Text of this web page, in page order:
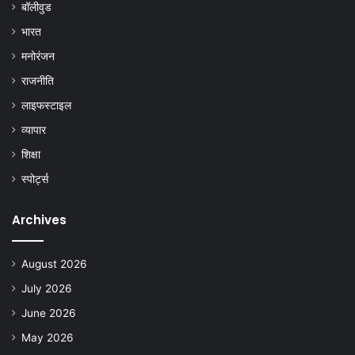
बॉलीवुड
भारत
मनोरंजन
राजनीति
लाइफस्टाइल
व्यापार
शिक्षा
स्पोर्ट्स
Archives
August 2026
July 2026
June 2026
May 2026